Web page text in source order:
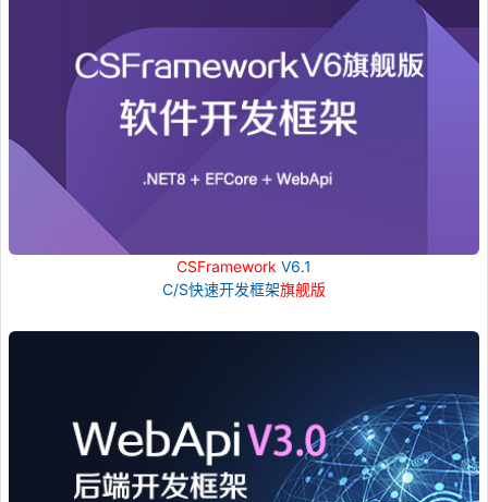
CSFramework V6.1
C/S快速开发框架旗舰版